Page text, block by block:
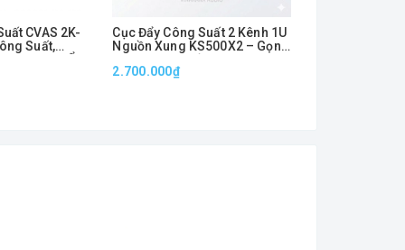
CVAS 2K-
Suất,
Cục Đẩy Công Suất 2 Kênh 1U
Nguồn Xung KS500X2 – Gọn
2
2.700.000₫